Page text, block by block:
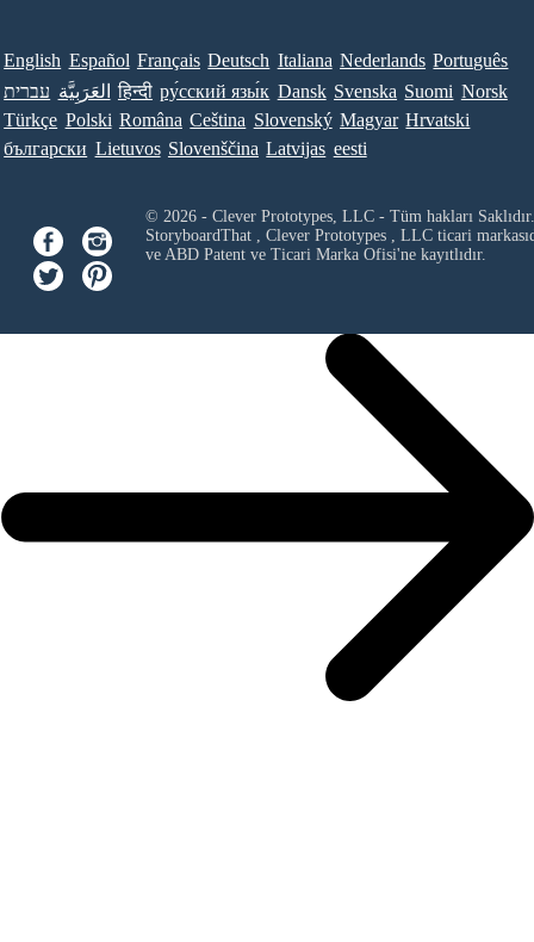
English Español Français Deutsch Italiana Nederlands Português
עברית العَرَبِيَّة हिन्दी ру́сский язы́к Dansk Svenska Suomi Norsk
Türkçe Polski Româna Ceština Slovenský Magyar Hrvatski
български Lietuvos Slovenščina Latvijas eesti
© 2026 - Clever Prototypes, LLC - Tüm hakları Saklıdır.
StoryboardThat , Clever Prototypes , LLCticari
ve ABD Patent ve Ticari Marka Ofisi'ne kayıtlıdır.